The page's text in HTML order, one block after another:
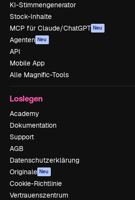
KI-Stimmengenerator
Stock-Inhalte
MCP für Claude/ChatGPT Neu
Agenten Neu
API
Mobile App
Alle Magnific-Tools
Loslegen
Academy
Dokumentation
Support
AGB
Datenschutzerklärung
Originale Neu
Cookie-Richtlinie
Vertrauenszentrum